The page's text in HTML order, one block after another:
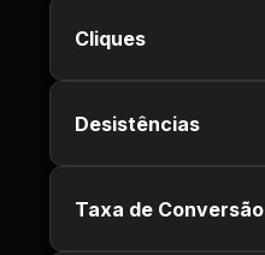
Cliques
Desistências
Taxa de Conversão